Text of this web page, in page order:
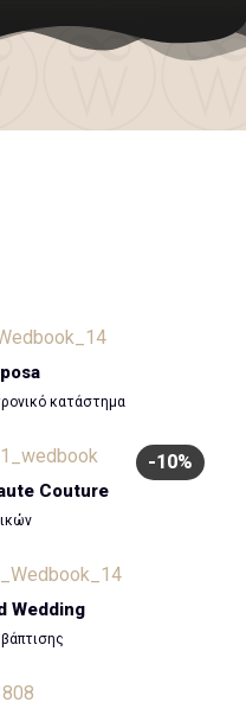
κατάστημα
-10%
Couture
Wedding